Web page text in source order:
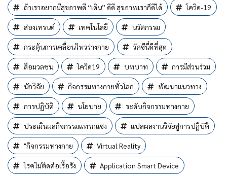
ถ้าเราอยากมีสุขภาพดี “เดิน” ดีดี สุขภาพเราก็ดีได้ โควิด-19
ส่องเทรนด์ เทคโนโลยี นวัตกรรม
กระตุ้นการเคลื่อนไหวร่างกาย วัคซีนี่ดีที่สุด
สือมวลชน โควิด19 บทบาท การมีส่วนร่วม
นักวิจัย กิจกรรมทางกายทั่วโลก พัฒนาแนวทาง
การปฏิบัติ นโยบาย ระดับกิจกรรมทางกาย
ประเมินผลกิจกรรมแทรกแซง แปลผลงานวิจัยสู่การปฏิบัติ
"กิจกรรมทางกาย Virtual Reality
โรคไม่ติดต่อเรื้อรัง Application Smart Device